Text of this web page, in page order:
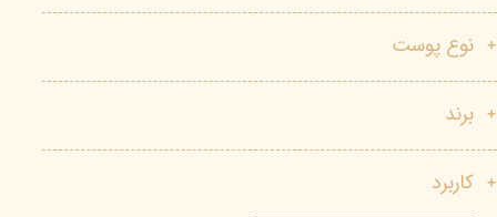
نوع پوست
برند
کاربرد